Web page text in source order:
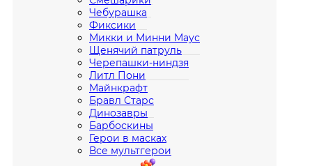
Чебурашка
Фиксики
Микки и Минни Маус
Щенячий патруль
Черепашки-ниндзя
Литл Пони
Майнкрафт
Бравл Старс
Динозавры
Барбоскины
Герои в масках
Все мультгерои